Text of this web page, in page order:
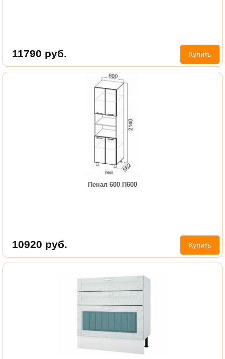
11790 руб. Купить
Пенал 600 П600
10920 руб. Купить